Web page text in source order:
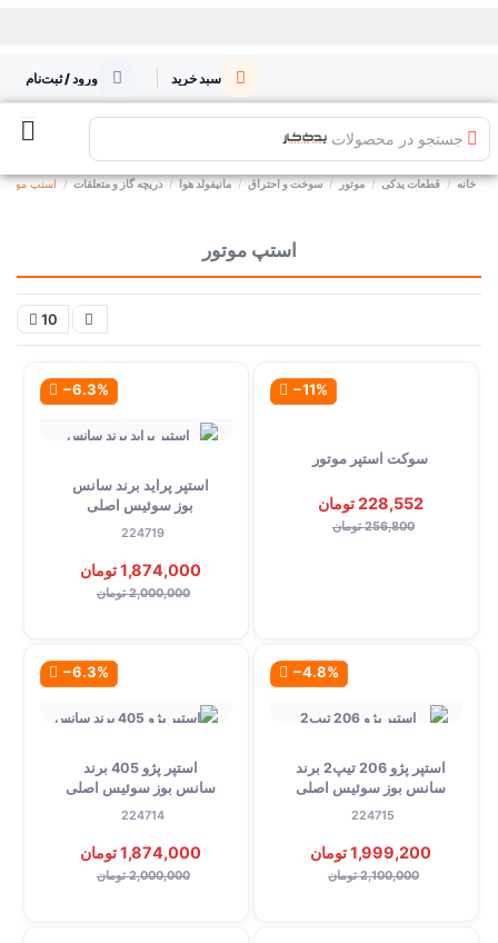
سبد خرید ورود / ثبت‌نام
جستجو در محصولات
خانه قطعات یدکی موتور سوخت و احتراق مانیفولد هوا دریچه گاز و متعلقات استپ موتور
استپ موتور
10
‎−11%
سوکت استپر موتور
228,552 تومان
256,800 تومان
‎−6.3%
استپر پراید برند سانس
بوز سوئیس اصلی
224719
1,874,000 تومان
2,000,000 تومان
‎−4.8%
استپر پژو 206 تیپ2 برند
سانس بوز سوئیس اصلی
224715
1,999,200 تومان
2,100,000 تومان
‎−6.3%
استپر پژو 405 برند
سانس بوز سوئیس اصلی
224714
1,874,000 تومان
2,000,000 تومان